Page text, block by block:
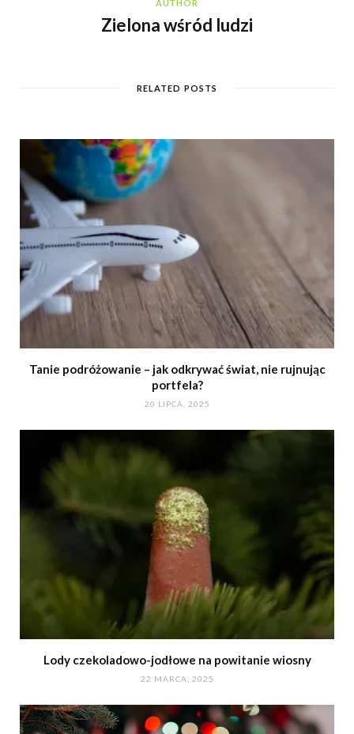
AUTHOR
Zielona wśród ludzi
RELATED POSTS
Tanie podróżowanie – jak odkrywać świat, nie rujnując
portfela?
20 LIPCA, 2025
Lody czekoladowo-jodłowe na powitanie wiosny
22 MARCA, 2025